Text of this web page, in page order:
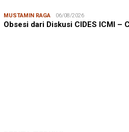
MUSTAMIN RAGA 06/08/2026
Obsesi dari Diskusi CIDES ICMI –